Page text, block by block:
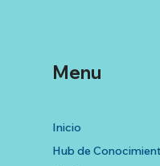
Inicio
Hub de
Menu